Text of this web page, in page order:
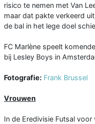
risico te nemen met Van
maar dat pakte verkeerd
de bal in het lege doel
FC Marlène speelt
bij Lesley Boys in
Fotografie: Frank Brussel
Vrouwen
In de Eredivisie Futsal